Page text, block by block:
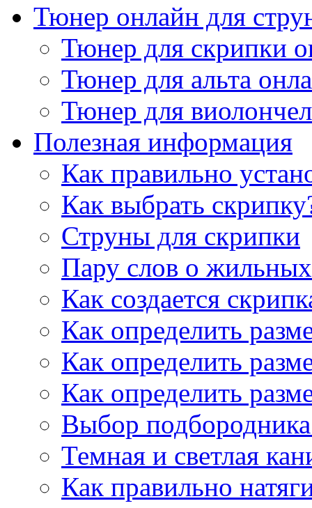
Тюнер онлайн для
Тюнер для скрипки
Тюнер для альта
Тюнер для
Полезная информация
Как правильно
Как выбрать
Струны для скрипки
Пару слов о
Как создается
Как определить
Как определить
Как определить
Выбор
Темная и светлая
Как правильно